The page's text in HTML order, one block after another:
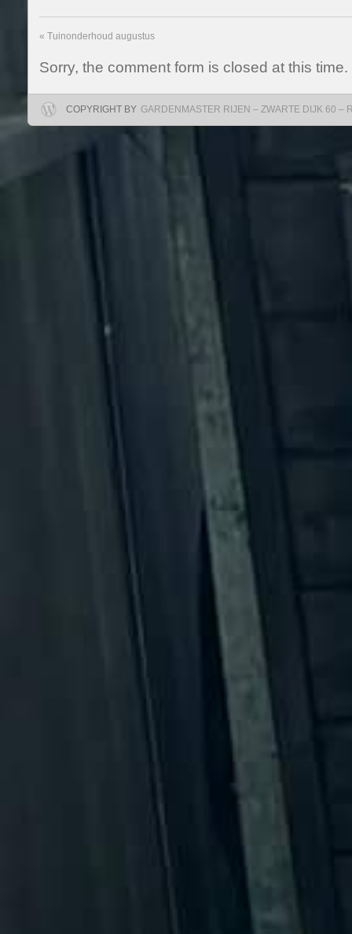
« Tuinonderhoud augustus
Sorry, the comment form is closed at this time.
COPYRIGHT BY GARDENMASTER RIJEN – ZWARTE DIJK 60 –